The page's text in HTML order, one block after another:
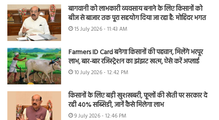
बागवानी को लाभकारी व्यवसाय बनाने के लिए किसानों को
बीज से बाजार तक पूरा सहयोग दिया जा रहा है: मोहिंदर भगत
15 July 2026 - 11:43 AM
Farmers ID Card बनेगा किसानों की पहचान, मिलेंगे भरपूर
लाभ, बार-बार रजिस्ट्रेशन का झंझट खत्म, ऐसे करें अप्लाई
10 July 2026 - 12:42 PM
किसानों के लिए बड़ी खुशखबरी, फूलों की खेती पर सरकार दे
रही 40% सब्सिडी, जानें कैसे मिलेगा लाभ
9 July 2026 - 12:46 PM